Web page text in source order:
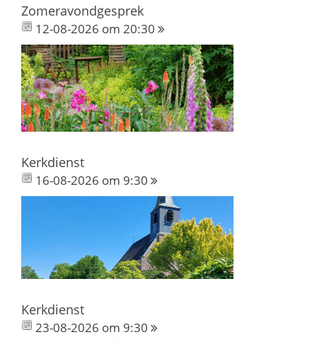
Zomeravondgesprek
12-08-2026 om 20:30
Kerkdienst
16-08-2026 om 9:30
Kerkdienst
23-08-2026 om 9:30